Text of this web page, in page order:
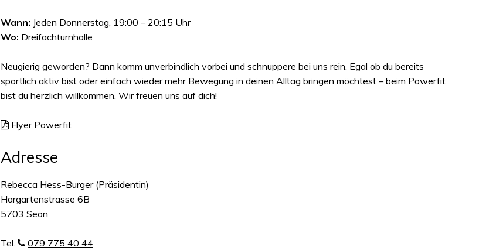
Wann: Jeden Donnerstag, 19:00 – 20:15 Uhr
Wo: Dreifachturnhalle
Neugierig geworden? Dann komm unverbindlich vorbei und schnuppere bei uns rein. Egal ob du bereits
sportlich aktiv bist oder einfach wieder mehr Bewegung in deinen Alltag bringen möchtest – beim Powerfit
bist du herzlich willkommen. Wir freuen uns auf dich!
Flyer Powerfit
Adresse
Rebecca Hess-Burger (Präsidentin)
Hargartenstrasse 6B
5703 Seon
Tel.
079 775 40 44